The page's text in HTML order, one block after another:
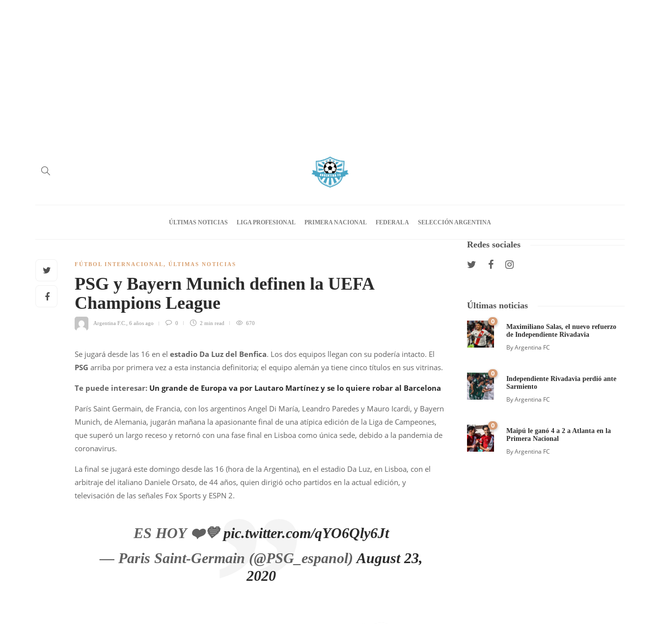
ÚLTIMAS NOTICIAS LIGA PROFESIONAL PRIMERA NACIONAL FEDERAL A SELECCIÓN ARGENTINA
FÚTBOL INTERNACIONAL, ÚLTIMAS NOTICIAS
PSG y Bayern Munich definen la UEFA
Champions League
Argentina F.C. 6 años ago 0 2 min read 670
Se jugará desde las 16 en el estadio Da Luz del Benfica. Los dos equipos llegan con su podería intacto. El
PSG arriba por primera vez a esta instancia definitoria; el equipo alemán ya tiene cinco títulos en sus vitrinas.
Te puede interesar: Un grande de Europa va por Lautaro Martínez y se lo quiere robar al Barcelona
París Saint Germain, de Francia, con los argentinos Angel Di María, Leandro Paredes y Mauro Icardi, y Bayern
Munich, de Alemania, jugarán mañana la apasionante final de una atípica edición de la Liga de Campeones,
que superó un largo receso y retornó con una fase final en Lisboa como única sede, debido a la pandemia de
coronavirus.
La final se jugará este domingo desde las 16 (hora de la Argentina), en el estadio Da Luz, en Lisboa, con el
arbitraje del italiano Daniele Orsato, de 44 años, quien dirigió ocho partidos en la actual edición, y
televisación de las señales Fox Sports y ESPN 2.
ES HOY ❤️💙pic.twitter.com/qYO6Qly6Jt
— Paris Saint-Germain (@PSG_espanol)August 23,
2020
Redes sociales
Últimas noticias
0
Maximiliano Salas, el nuevo refuerzo
de Independiente Rivadavia
ByArgentina FC
0
Independiente Rivadavia perdió ante
Sarmiento
ByArgentina FC
0
Maipú le ganó 4 a 2 a Atlanta en la
Primera Nacional
ByArgentina FC